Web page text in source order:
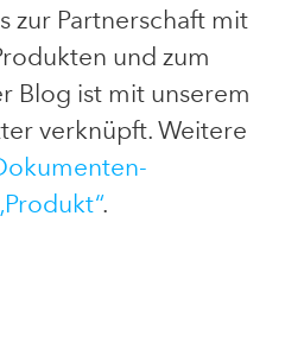
zur Partnerschaft mit
und zum
Blog ist mit unserem
verknüpft. Weitere
.